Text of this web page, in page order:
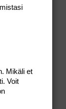
Mikäli et
Voit